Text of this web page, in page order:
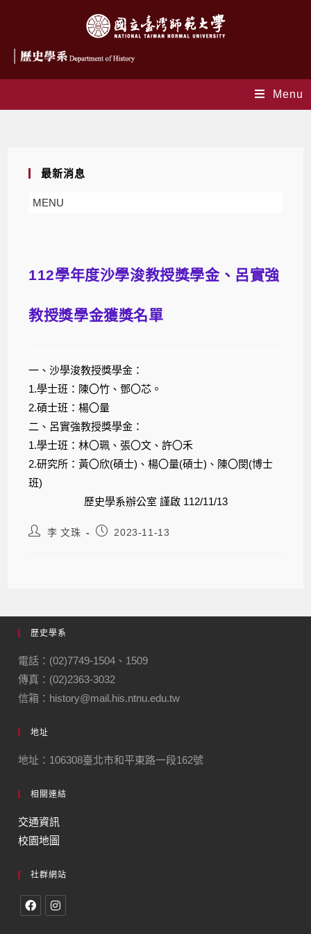
Menu
最新消息
MENU
112學年度沙學浚教授獎學金、呂實強
教授獎學金獲獎名單
一、沙學浚教授獎學金：
1.學士班：陳〇竹、鄧〇芯。
2.碩士班：楊〇量
二、呂實強教授獎學金：
1.學士班：林〇珮、張〇文、許〇禾
2.研究所：黃〇欣(碩士)、楊〇量(碩士)、陳〇閔(博士
班)
歷史學系辦公室 謹啟 112/11/13
李 文珠 2023-11-13
歷史學系
電話：(02)7749-1504、1509
傳真：(02)2363-3032
信箱：history@mail.his.ntnu.edu.tw
地址
地址：106308臺北市和平東路一段162號
相關連結
交通資訊
校園地圖
社群網站